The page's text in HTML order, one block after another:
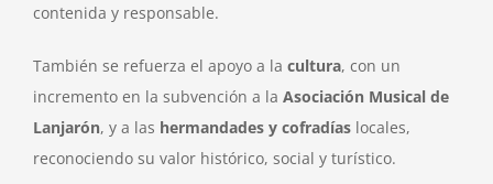
contenida y responsable.
También se refuerza el apoyo a la cultura, con un
incremento en la subvención a la Asociación Musical de
Lanjarón, y a las hermandades y cofradías locales,
reconociendo su valor histórico, social y turístico.